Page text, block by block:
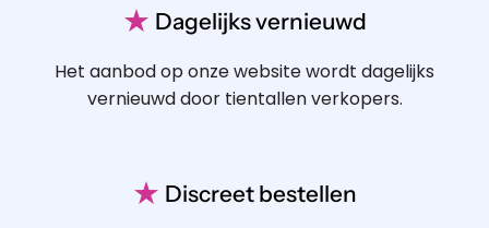
★ Dagelijks vernieuwd
Het aanbod op onze website wordt dagelijks
vernieuwd door tientallen verkopers.
★ Discreet bestellen